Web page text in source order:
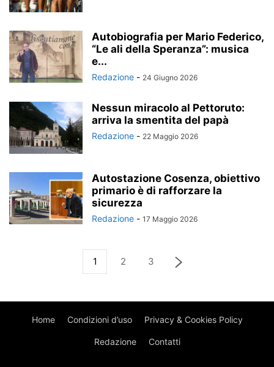
Autobiografia per Mario Federico,
“Le ali della Speranza”: musica
e...
Redazione - 24 Giugno 2026
Nessun miracolo al Pettoruto:
arriva la smentita del papà
Redazione - 22 Maggio 2026
Autostazione Cosenza, obiettivo
primario è di rafforzare la
sicurezza
Redazione - 17 Maggio 2026
1 2 3
Home Condizioni d’uso Privacy & Cookies Policy
Redazione Contatti